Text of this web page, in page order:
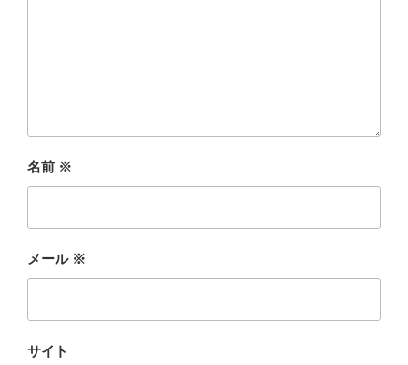
名前 ※
メール ※
サイト